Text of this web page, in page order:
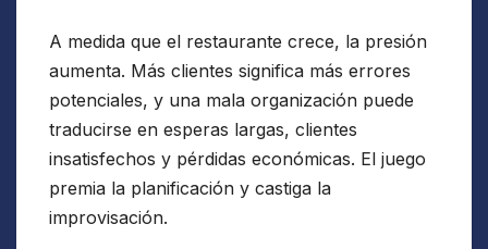
A medida que el restaurante crece, la presión
aumenta. Más clientes significa más errores
potenciales, y una mala organización puede
traducirse en esperas largas, clientes
insatisfechos y pérdidas económicas. El juego
premia la planificación y castiga la
improvisación.